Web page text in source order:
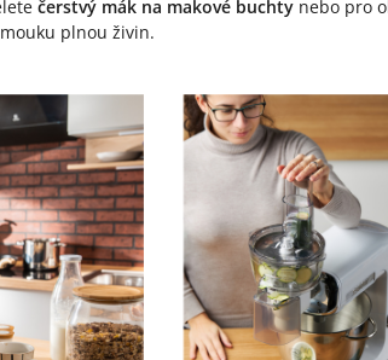
čerstvý mák na makové buchty nebo pro
plnou živin.